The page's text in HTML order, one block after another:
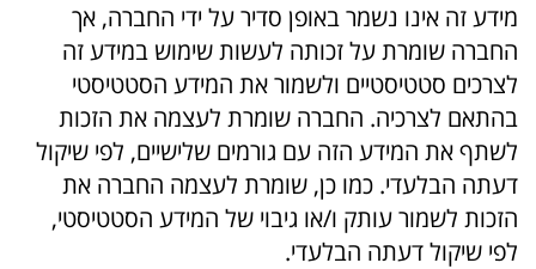
מידע זה אינו נשמר באופן סדיר על ידי החברה, אך
החברה שומרת על זכותה לעשות שימוש במידע זה
לצרכים סטטיסטיים ולשמור את המידע הסטטיסטי
בהתאם לצרכיה. החברה שומרת לעצמה את הזכות
לשתף את המידע הזה עם גורמים שלישיים, לפי שיקול
דעתה הבלעדי. כמו כן, שומרת לעצמה החברה את
הזכות לשמור עותק ו/או גיבוי של המידע הסטטיסטי,
לפי שיקול דעתה הבלעדי.